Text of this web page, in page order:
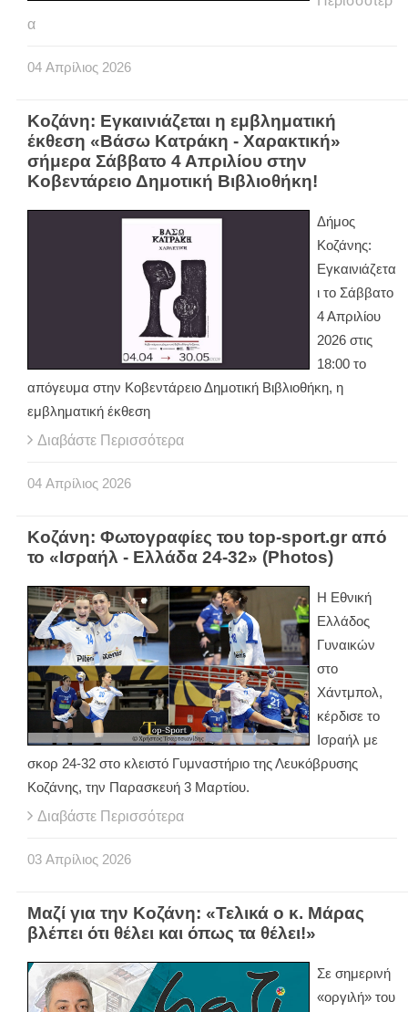
α
04 Απρίλιος 2026
Κοζάνη: Εγκαινιάζεται η εμβληματική
έκθεση «Βάσω Κατράκη - Χαρακτική»
σήμερα Σάββατο 4 Απριλίου στην
Κοβεντάρειο Δημοτική Βιβλιοθήκη!
Δήμος
Κοζάνης:
Εγκαινιάζετα
ι το Σάββατο
4 Απριλίου
2026 στις
18:00 το
απόγευμα στην Κοβεντάρειο Δημοτική Βιβλιοθήκη, η
εμβληματική έκθεση
Διαβάστε Περισσότερα
04 Απρίλιος 2026
Κοζάνη: Φωτογραφίες του top-sport.gr από
το «Ισραήλ - Ελλάδα 24-32» (Photos)
Η Εθνική
Ελλάδος
Γυναικών
στο
Χάντμπολ,
κέρδισε το
Ισραήλ με
σκορ 24-32 στο κλειστό Γυμναστήριο της Λευκόβρυσης
Κοζάνης, την Παρασκευή 3 Μαρτίου.
Διαβάστε Περισσότερα
03 Απρίλιος 2026
Μαζί για την Κοζάνη: «Τελικά ο κ. Μάρας
βλέπει ότι θέλει και όπως τα θέλει!»
Σε σημερινή
«οργιλή» του